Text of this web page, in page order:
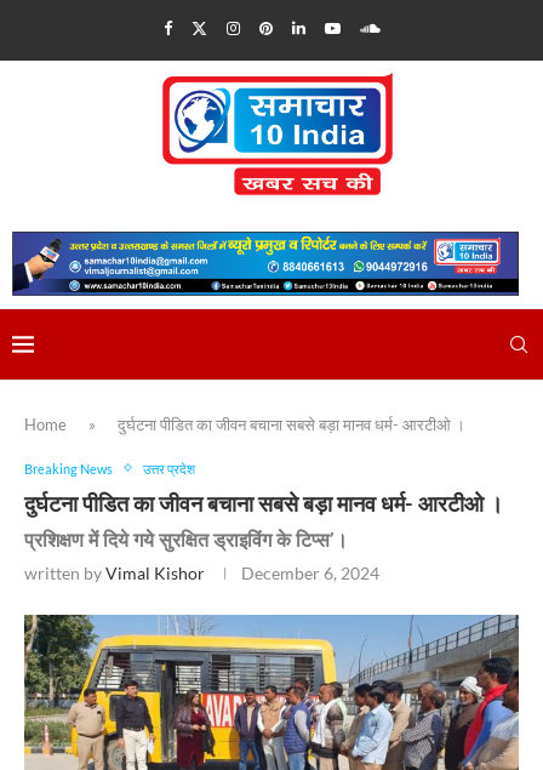
Home » दुर्घटना पीडित का जीवन बचाना सबसे बड़ा मानव धर्म- आरटीओ ।
Breaking News उत्तर प्रदेश
दुर्घटना पीडित का जीवन बचाना सबसे बड़ा मानव धर्म- आरटीओ ।
प्रशिक्षण में दिये गये सुरक्षित ड्राइविंग के टिप्स’।
written byVimal Kishor December 6, 2024